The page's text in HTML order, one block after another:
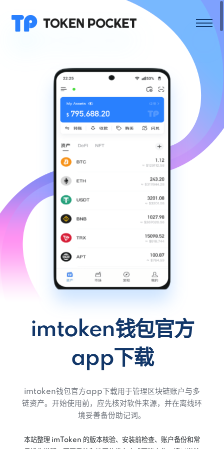
imtoken钱包官方
app下载
imtoken钱包官方app下载用于管理区块链账户与多
链资产。开始使用前，应先核对软件来源，并在离线环
境妥善备份助记词。
本站整理 imToken 的版本核验、安装前检查、账户备份和常